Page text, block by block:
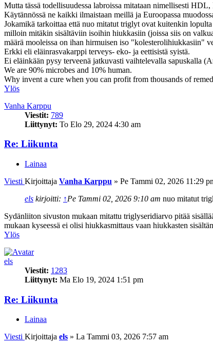
Mutta tässä todellisuudessa labroissa mitataan nimellisesti
Käytännössä ne kaikki ilmaistaan meillä ja Euroopassa
Jokamikä tarkoittaa että nuo mitatut triglyt ovat kuitenkin
milloin mitäkin sisältäviin isoihin hiukkasiin (joissa siis on
määrä mooleissa on ihan hirmuisen iso "kolesterolihiukkasiin"
Erkki eli eläinrasvakarppi terveys- eko- ja eettisistä syistä.
Ei eläinkään pysy terveenä jatkuvasti vaihtelevalla sapuskalla
We are 90% microbes and 10% human.
Why invent a cure when you can profit from thousands of
Ylös
Vanha Karppu
Viestit: 789
Liittynyt: To Elo 29, 2024 4:30 am
Re: Liikunta
Lainaa
Viesti Kirjoittaja Vanha Karppu » Pe Tammi 02, 2026 11:29
els kirjoitti: ↑Pe Tammi 02, 2026 9:10 am nuo mitatut
Sydänliiton sivuston mukaan mitattu triglyseridiarvo pitää
mukaan kyseessä ei olisi hiukkasmittaus vaan hiukkasten
Ylös
els
Viestit: 1283
Liittynyt: Ma Elo 19, 2024 1:51 pm
Re: Liikunta
Lainaa
Viesti Kirjoittaja els » La Tammi 03, 2026 7:57 am